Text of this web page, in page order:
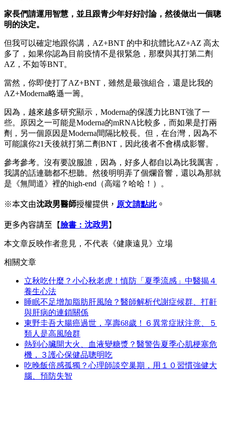
家長們請運用智慧，並且跟青少年好好討論，然後做出一個聰
明的決定。
但我可以確定地跟你講，AZ+BNT 的中和抗體比AZ+AZ 高太
多了，如果你認為目前疫情不是很緊急，那麼與其打第二劑
AZ，不如等BNT。
當然，你即使打了AZ+BNT，雖然是最強組合，還是比我的
AZ+Moderna略遜一籌。
因為，越來越多研究顯示，Moderna的保護力比BNT強了一
些。原因之一可能是Moderna的mRNA比較多，而如果是打兩
劑，另一個原因是Moderna間隔比較長。但，在台灣，因為不
可能讓你21天後就打第二劑BNT，因此後者不會構成影響。
參考參考。沒有要說服誰，因為，好多人都自以為比我厲害，
我講的話連聽都不想聽。然後明明弄了個爛音響，還以為那就
是《無間道》裡的high-end（高端？哈哈！）。
※本文由沈政男醫師授權提供， 原文請點此。
更多內容請至【臉書： 沈政男】
本文章反映作者意見，不代表《健康遠見》立場
相關文章
立秋吃什麼？小心秋老虎！慎防「夏季流感」中醫揭４
養生心法
睡眠不足增加脂肪肝風險？醫師解析代謝症候群、打鼾
與肝病的連鎖關係
東野圭吾大腸癌過世，享壽68歲！６異常症狀注意、５
類人是高風險群
熱到心臟開大火、血液變糖漿？醫警告夏季心肌梗塞危
機，３護心保健品聰明吃
吃晚飯倍感孤獨？心理師談空巢期，用１０習慣強健大
腦、預防失智